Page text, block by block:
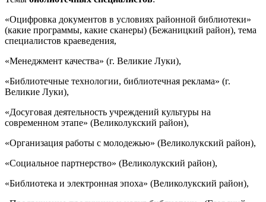
«Оцифровка документов в условиях районной библиотеки»
(какие программы, какие сканеры) (Бежаницкий район), тема
специалистов краеведения,
«Менеджмент качества» (г. Великие Луки),
«Библиотечные технологии, библиотечная реклама» (г.
Великие Луки),
«Досуговая деятельность учреждений культуры на
современном этапе» (Великолукский район),
«Организация работы с молодежью» (Великолукский район),
«Социальное партнерство» (Великолукский район),
«Библиотека и электронная эпоха» (Великолукский район),